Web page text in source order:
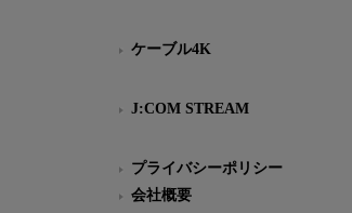
ケーブル4K
J:COM STREAM
プライバシーポリシー
会社概要